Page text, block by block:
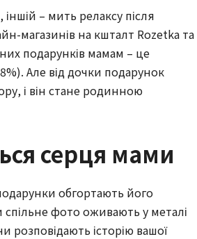
– мить релаксу після
магазинів на кшталт Rozetka та
подарунків мамам – це
Але від дочки подарунок
і він стане родинною
серця мами
обгортають його
спільне фото оживають у металі
розповідають історію вашої